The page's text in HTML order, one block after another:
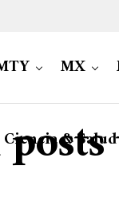
MX
Ciencia & Salud